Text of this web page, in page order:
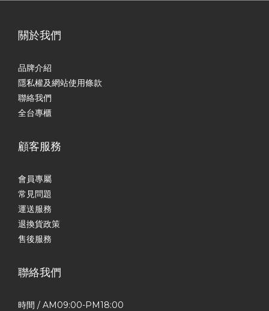
關於我們
品牌介紹
隱私權及網站使用條款
聯絡我們
全台專櫃
顧客服務
會員專屬
常見問題
運送服務
退換貨政策
售後服務
聯絡我們
時間 / AM09:00-PM18:00